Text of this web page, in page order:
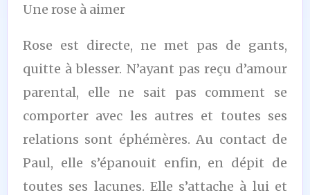
Une rose à aimer
Rose est directe, ne met pas de gants,
quitte à blesser. N’ayant pas reçu d’amour
parental, elle ne sait pas comment se
comporter avec les autres et toutes ses
relations sont éphémères. Au contact de
Paul, elle s’épanouit enfin, en dépit de
toutes ses lacunes. Elle s’attache à lui et